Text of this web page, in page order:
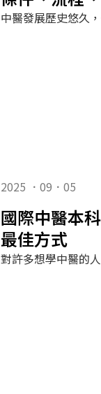
2025 ．09．05
國際中醫本
最佳方式